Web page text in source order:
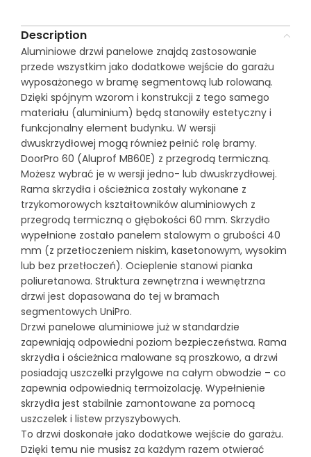
Description
Aluminiowe drzwi panelowe znajdą zastosowanie
przede wszystkim jako dodatkowe wejście do garażu
wyposażonego w bramę segmentową lub rolowaną.
Dzięki spójnym wzorom i konstrukcji z tego samego
materiału (aluminium) będą stanowiły estetyczny i
funkcjonalny element budynku. W wersji
dwuskrzydłowej mogą również pełnić rolę bramy.
DoorPro 60 (Aluprof MB60E) z przegrodą termiczną.
Możesz wybrać je w wersji jedno- lub dwuskrzydłowej.
Rama skrzydła i ościeżnica zostały wykonane z
trzykomorowych kształtowników aluminiowych z
przegrodą termiczną o głębokości 60 mm. Skrzydło
wypełnione zostało panelem stalowym o grubości 40
mm (z przetłoczeniem niskim, kasetonowym, wysokim
lub bez przetłoczeń). Ocieplenie stanowi pianka
poliuretanowa. Struktura zewnętrzna i wewnętrzna
drzwi jest dopasowana do tej w bramach
segmentowych UniPro.
Drzwi panelowe aluminiowe już w standardzie
zapewniają odpowiedni poziom bezpieczeństwa. Rama
skrzydła i ościeżnica malowane są proszkowo, a drzwi
posiadają uszczelki przylgowe na całym obwodzie – co
zapewnia odpowiednią termoizolację. Wypełnienie
skrzydła jest stabilnie zamontowane za pomocą
uszczelek i listew przyszybowych.
To drzwi doskonałe jako dodatkowe wejście do garażu.
Dzięki temu nie musisz za każdym razem otwierać